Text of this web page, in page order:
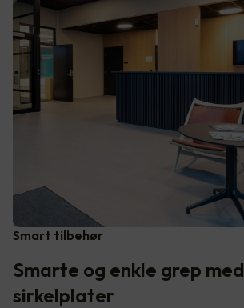
Smart tilbehør
Smarte og enkle grep med
sirkelplater